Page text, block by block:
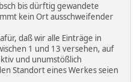
bis dürftig gewandete
kein Ort ausschweifender
daß wir alle Einträge in
1 und 13 versehen, auf
und unumstößlich
Standort eines Werkes seien